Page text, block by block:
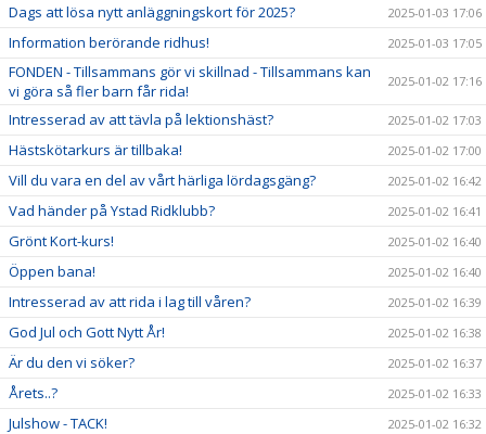
Dags att lösa nytt anläggningskort för 2025? 2025-01-03 17:06
Information berörande ridhus! 2025-01-03 17:05
FONDEN - Tillsammans gör vi skillnad - Tillsammans kan
vi göra så fler barn får rida!
2025-01-02 17:16
Intresserad av att tävla på lektionshäst? 2025-01-02 17:03
Hästskötarkurs är tillbaka! 2025-01-02 17:00
Vill du vara en del av vårt härliga lördagsgäng? 2025-01-02 16:42
Vad händer på Ystad Ridklubb? 2025-01-02 16:41
Grönt Kort-kurs! 2025-01-02 16:40
Öppen bana! 2025-01-02 16:40
Intresserad av att rida i lag till våren? 2025-01-02 16:39
God Jul och Gott Nytt År! 2025-01-02 16:38
Är du den vi söker? 2025-01-02 16:37
Årets..? 2025-01-02 16:33
Julshow - TACK! 2025-01-02 16:32